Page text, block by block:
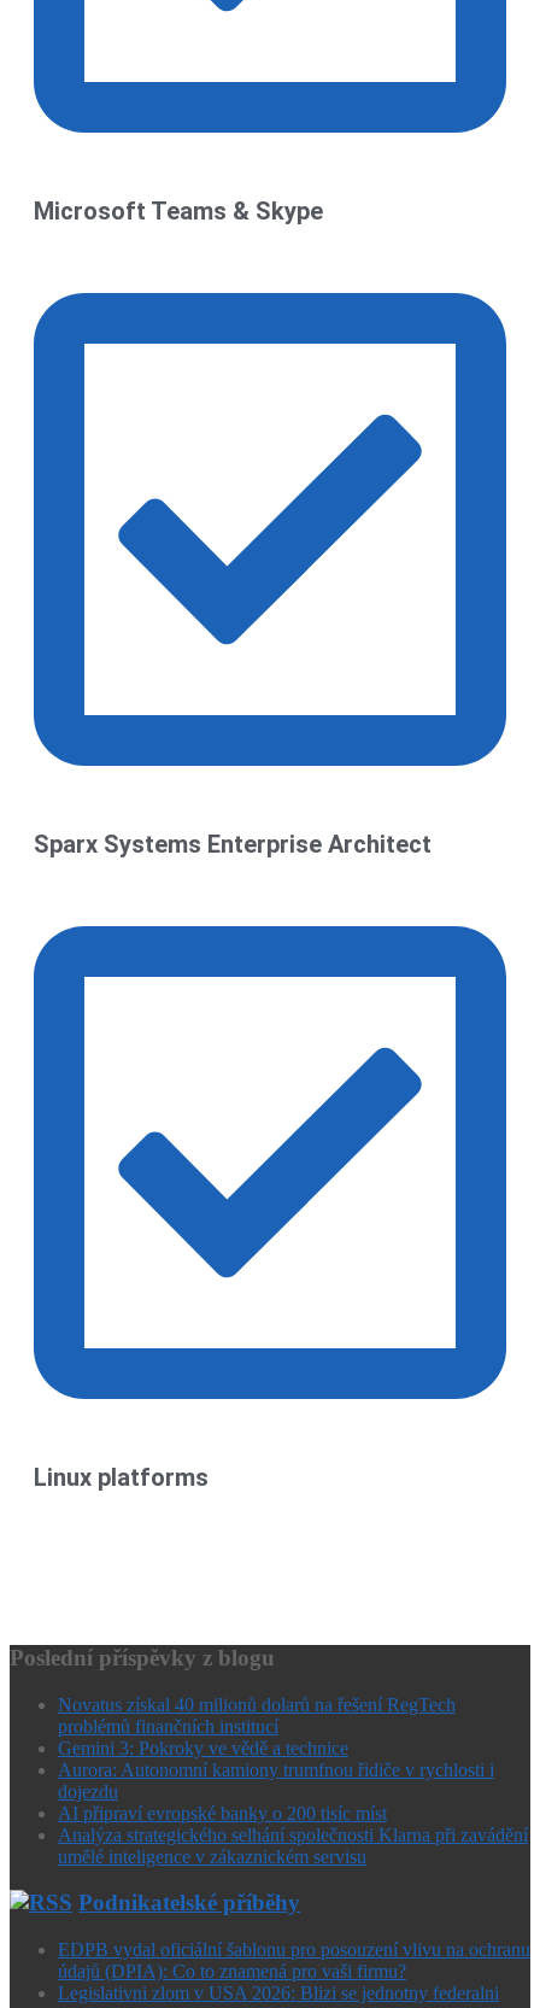
Microsoft Teams & Skype
Sparx Systems Enterprise Architect
Linux platforms
Poslední příspěvky z blogu
Novatus získal 40 milionů dolarů na řešení RegTech
problémů finančních institucí
Gemini 3: Pokroky ve vědě a technice
Aurora: Autonomní kamiony trumfnou řidiče v rychlosti i
dojezdu
AI připraví evropské banky o 200 tisíc míst
Analýza strategického selhání společnosti Klarna při zavádění
umělé inteligence v zákaznickém servisu
Podnikatelské příběhy
EDPB vydal oficiální šablonu pro posouzení vlivu na ochranu
údajů (DPIA): Co to znamená pro vaši firmu?
Legislativni zlom v USA 2026: Blizi se jednotny federalni